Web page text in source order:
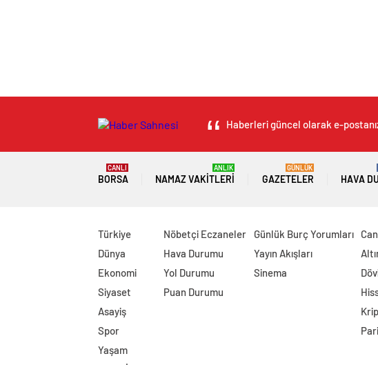
Haberleri güncel olarak e-
BORSA
CANLI
NAMAZ VAKITLERI
ANLIK
GAZETELER
GÜNLÜK
HAVA
Türkiye
Dünya
Ekonomi
Siyaset
Asayiş
Spor
Yaşam
Nöbetçi Eczaneler
Hava Durumu
Yol Durumu
Puan Durumu
Günlük Burç Yorumları
Yayın Akışları
Sinema